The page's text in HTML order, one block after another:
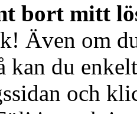
bort mitt
Även om
kan du
och